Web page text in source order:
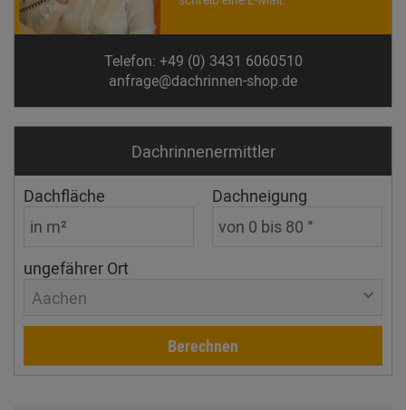
Telefon: +49 (0) 3431 6060510
anfrage@dachrinnen-shop.de
Dachrinnen­ermittler
Dachfläche Dachneigung
ungefährer Ort
Aachen
Berechnen